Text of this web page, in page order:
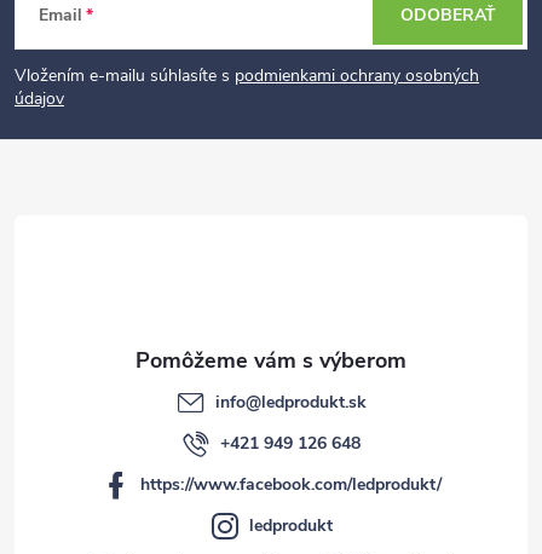
t
Email
Vložením e-mailu súhlasíte s podmienkami ochrany osobných
údajov
ODOBERAŤ
info@ledprodukt.sk
+421 949 126 648
https://www.facebook.com/ledprodukt/
ledprodukt